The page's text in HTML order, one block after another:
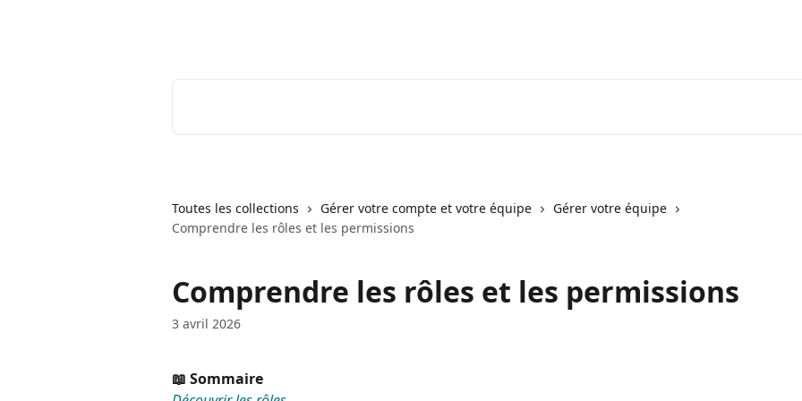
Toutes les collections Gérer votre compte et votre équipe
Gérer votre équipe
Comprendre les rôles et les permissions
Comprendre les rôles et les permissions
3 avril 2026
📖 Sommaire